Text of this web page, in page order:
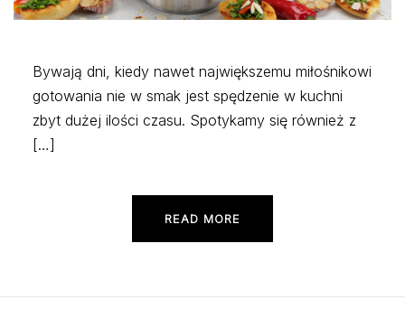
Bywają dni, kiedy nawet największemu miłośnikowi
gotowania nie w smak jest spędzenie w kuchni
zbyt dużej ilości czasu. Spotykamy się również z
[…]
READ MORE